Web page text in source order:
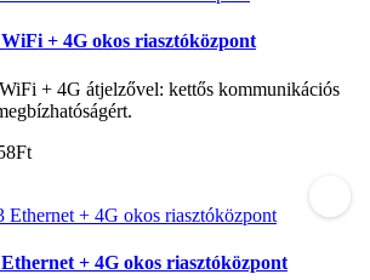
+ 4G okos riasztóközpont
+ 4G átjelzővel: kettős kommunikációs
+ 4G okos riasztóközpont